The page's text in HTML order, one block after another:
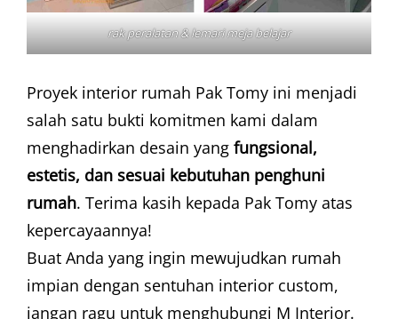
rak peralatan & lemari meja belajar
Proyek interior rumah Pak Tomy ini menjadi
salah satu bukti komitmen kami dalam
menghadirkan desain yang fungsional,
estetis, dan sesuai kebutuhan penghuni
rumah. Terima kasih kepada Pak Tomy atas
kepercayaannya!
Buat Anda yang ingin mewujudkan rumah
impian dengan sentuhan interior custom,
jangan ragu untuk menghubungi M Interior.